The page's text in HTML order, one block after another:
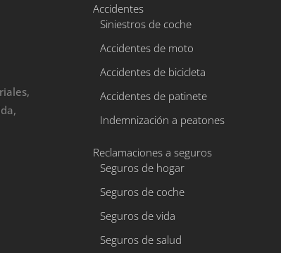
Accidentes
Siniestros de coche
Accidentes de moto
Accidentes de bicicleta
Accidentes de patinete
Indemnización a peatones
Reclamaciones a seguros
Seguros de hogar
Seguros de coche
Seguros de vida
Seguros de salud